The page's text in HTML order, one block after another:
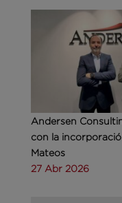
Andersen
con la
Mateos
27 Abr 2026